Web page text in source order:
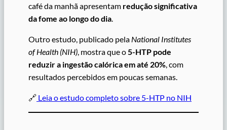
café da manhã apresentam redução significativa
da fome ao longo do dia
Outro estudo, publicado pela National Institutes
of Health (NIH), mostra que o5-HTP pode
reduzir a ingestão calórica em até 20%, com
resultados percebidos em poucas semanas.
🔗 Leia o estudo completo sobre 5-HTP no NIH